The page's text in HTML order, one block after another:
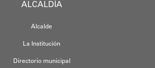
ALCALDÍA
Alcalde
La Institución
Directorio municipal